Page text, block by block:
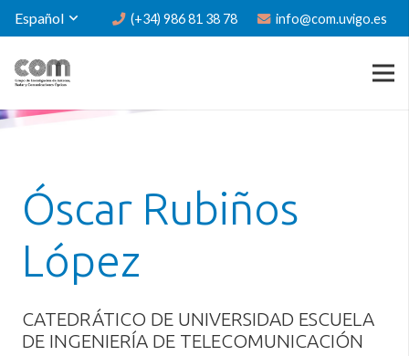
Español (+34) 986 81 38 78 info@com.uvigo.es
Óscar Rubiños
López
CATEDRÁTICO DE UNIVERSIDAD ESCUELA
DE INGENIERÍA DE TELECOMUNICACIÓN